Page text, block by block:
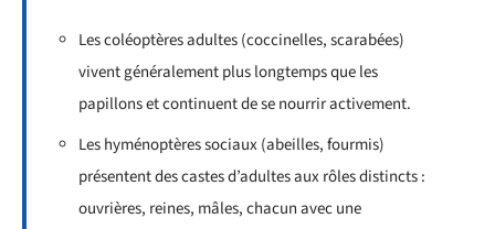
Les coléoptères adultes (coccinelles, scarabées)
vivent généralement plus longtemps que les
papillons et continuent de se nourrir activement.
Les hyménoptères sociaux (abeilles, fourmis)
présentent des castes d’adultes aux rôles distincts :
ouvrières, reines, mâles, chacun avec une